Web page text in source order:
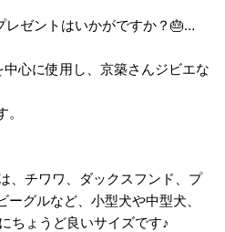
ゼントはいかがですか？🎂…
心に使用し、京築さんジビエな
、チワワ、ダックスフンド、プ
グルなど、小型犬や中型犬、
ちょうど良いサイズです♪